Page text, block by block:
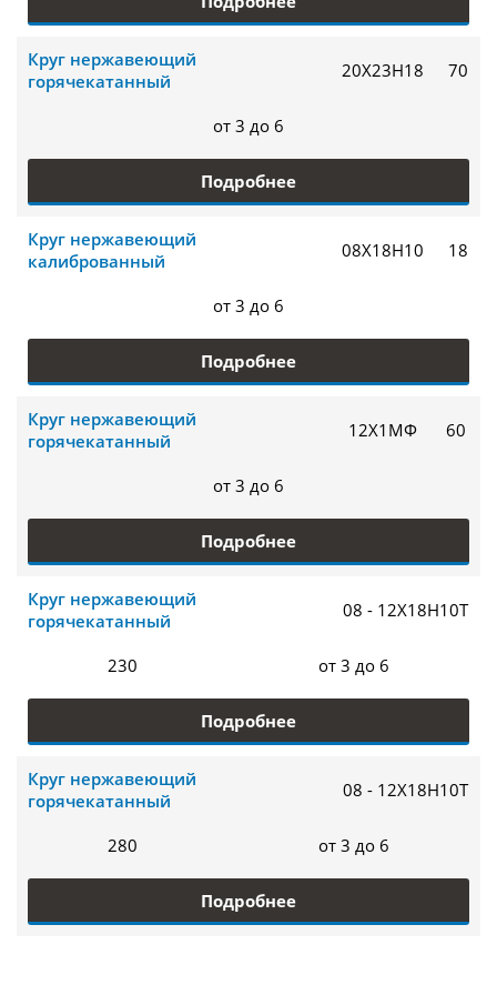
Круг нержавеющий
горячекатанный
20Х23Н18 70
от 3 до 6
Подробнее
Круг нержавеющий
калиброванный
08Х18Н10 18
от 3 до 6
Подробнее
Круг нержавеющий
горячекатанный
12Х1МФ 60
от 3 до 6
Подробнее
Круг нержавеющий
горячекатанный
08 - 12Х18Н10Т
230 от 3 до 6
Подробнее
Круг нержавеющий
горячекатанный
08 - 12Х18Н10Т
280 от 3 до 6
Подробнее